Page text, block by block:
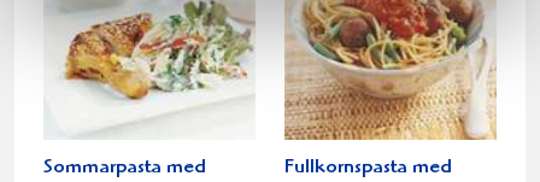
Sommarpasta med
Fullkornspasta med